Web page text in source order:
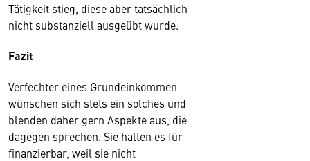
Tätigkeit stieg, diese aber tatsächlich
nicht substanziell ausgeübt wurde.
Fazit
Verfechter eines Grundeinkommen
wünschen sich stets ein solches und
blenden daher gern Aspekte aus, die
dagegen sprechen. Sie halten es für
finanzierbar, weil sie nicht